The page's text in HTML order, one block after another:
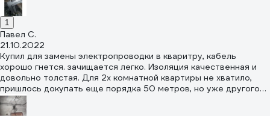
1
Павел С.
21.10.2022
Купил для замены электропроводки в кваритру, кабель
хорошо гнется. зачищается легко. Изоляция качественная и
довольно толстая. Для 2х комнатной квартиры не хватило,
пришлось докупать еще порядка 50 метров, но уже другого
производителя, этот кабель более качественный. Если буду
еще брать, то только этот кабель этого производителя.